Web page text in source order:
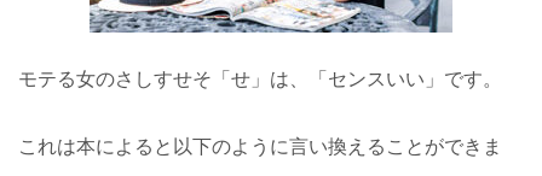
モテる女のさしすせそ「せ」は、「センスいい」です。
これは本によると以下のように言い換えることができま